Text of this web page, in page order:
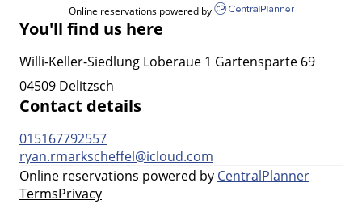
Online reservations powered by
You'll find us here
Willi-Keller-Siedlung Loberaue 1 Gartensparte 69
04509 Delitzsch
Contact details
015167792557
ryan.rmarkscheffel@icloud.com
Online reservations powered by CentralPlanner
TermsPrivacy